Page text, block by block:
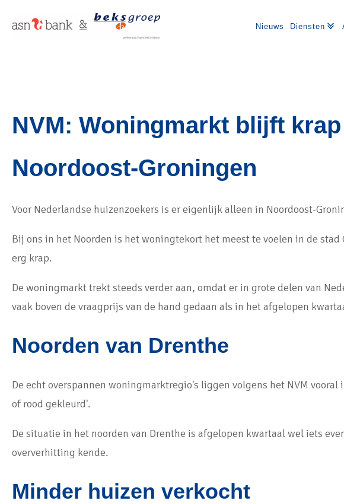
Nieuws Diensten
NVM: Woningmarkt blijft
Noordoost-Groningen
Voor Nederlandse huizenzoekers is er eigenlijk alleen in Noordoost-
Bij ons in het Noorden is het woningtekort het meest te voelen in de
erg krap.
De woningmarkt trekt steeds verder aan, omdat er in grote delen van
vaak boven de vraagprijs van de hand gedaan als in het afgelopen
Noorden van Drenthe
De echt overspannen woningmarktregio's liggen volgens het NVM
of rood gekleurd'.
De situatie in het noorden van Drenthe is afgelopen kwartaal wel iets
oververhitting kende.
Minder huizen verkocht